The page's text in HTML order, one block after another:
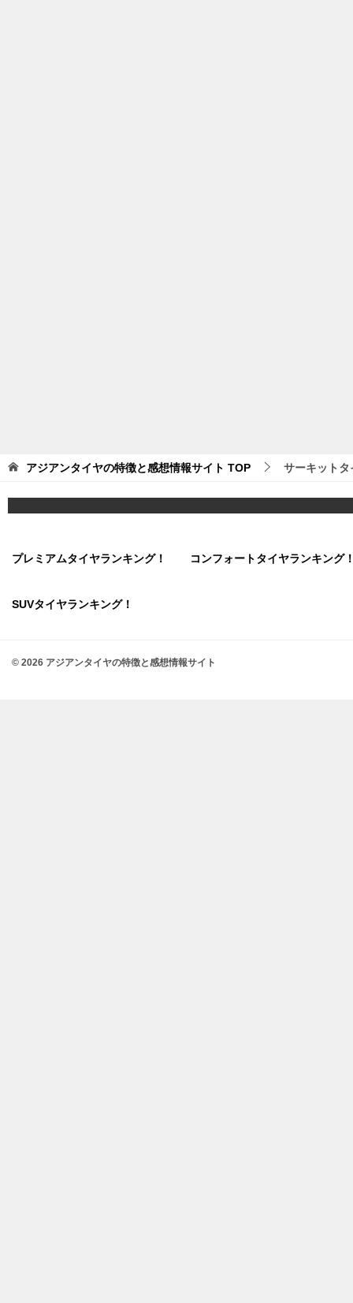
アジアンタイヤの特徴と感想情報サイト TOP サーキットタ
プレミアムタイヤランキング！ コンフォートタイヤランキング
SUVタイヤランキング！
© 2026 アジアンタイヤの特徴と感想情報サイト